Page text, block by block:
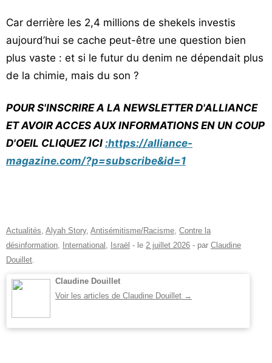
Car derrière les 2,4 millions de shekels investis
aujourd’hui se cache peut-être une question bien
plus vaste : et si le futur du denim ne dépendait plus
de la chimie, mais du son ?
POUR S'INSCRIRE A LA NEWSLETTER D'ALLIANCE
ET AVOIR ACCES AUX INFORMATIONS EN UN COUP
D'OEIL CLIQUEZ ICI :https://alliance-
magazine.com/?p=subscribe&id=1
Actualités, Alyah Story, Antisémitisme/Racisme, Contre la
désinformation, International , Israël - le 2 juillet 2026 - par Claudine
Douillet.
Claudine Douillet
Voir les articles de Claudine Douillet →